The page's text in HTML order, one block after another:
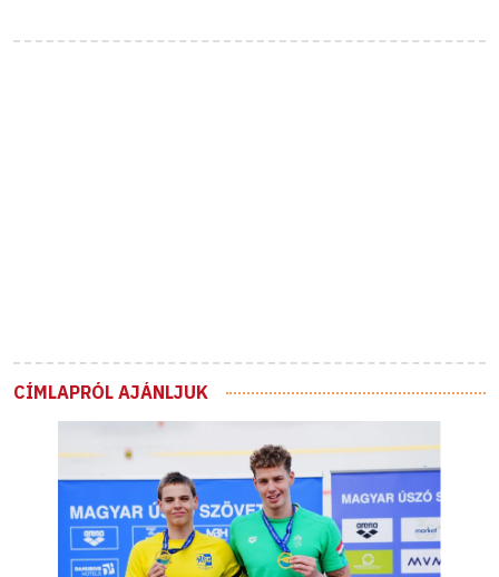
CÍMLAPRÓL AJÁNLJUK